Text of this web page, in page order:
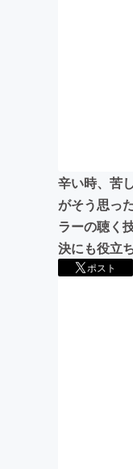
辛い時、苦
がそう思っ
ラーの聴く
決にも役立
ポスト